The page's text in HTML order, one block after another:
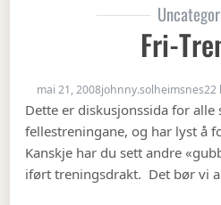
Fri-
mai 21, 2008johnny.solheimsnes22
Dette er diskusjonssida for
fellestreningane, og har lyst å
Kanskje har du sett andre
iført treningsdrakt. Det bør vi